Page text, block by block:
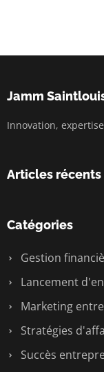
Jamm
Innovation,
Articles récents
Catégories
Gestion
Lancement
Marketing
Stratégies
Succès